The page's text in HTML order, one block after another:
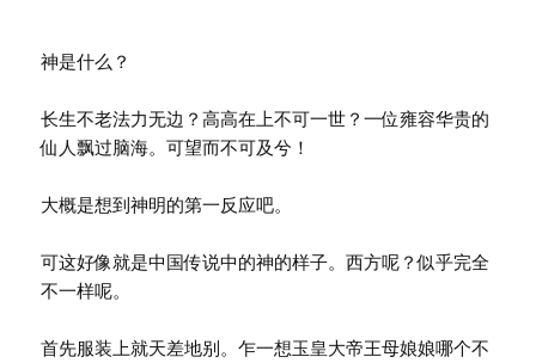
神是什么？
长生不老法力无边？高高在上不可一世？一位雍容华贵的
仙人飘过脑海。可望而不可及兮！
大概是想到神明的第一反应吧。
可这好像就是中国传说中的神的样子。西方呢？似乎完全
不一样呢。
首先服装上就天差地别。乍一想玉皇大帝王母娘娘哪个不